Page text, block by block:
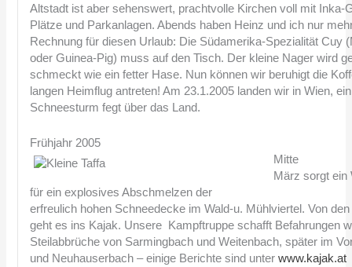
Altstadt ist aber sehenswert, prachtvolle Kirchen voll mit Inka-
Plätze und Parkanlagen. Abends haben Heinz und ich nur
Rechnung für diesen Urlaub: Die Südamerika-Spezialität Cuy
oder Guinea-Pig) muss auf den Tisch. Der kleine Nager wird
schmeckt wie ein fetter Hase. Nun können wir beruhigt die
langen Heimflug antreten! Am 23.1.2005 landen wir in Wien,
Schneesturm fegt über das Land.
Frühjahr 2005
Mitte
März sorgt ein
für ein explosives Abschmelzen der
erfreulich hohen Schneedecke im Wald-u. Mühlviertel. Von
geht es ins Kajak. Unsere Kampftruppe schafft Befahrungen
Steilabbrüche von Sarmingbach und Weitenbach, später im
und Neuhauserbach – einige Berichte sind unterwww.kajak.at